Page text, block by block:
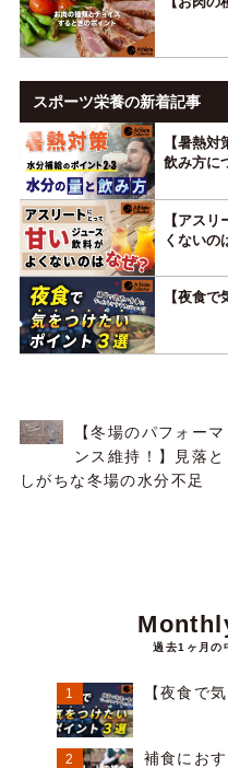
スポーツ栄養の新着記事
【暑熱
飲み方に
【アス
くないの
【夜食で
【冬場のパフォーマ
ンス維持！】見落と
しがちな冬場の水分不足
過去1ヶ月の
【夜食で
補食にお